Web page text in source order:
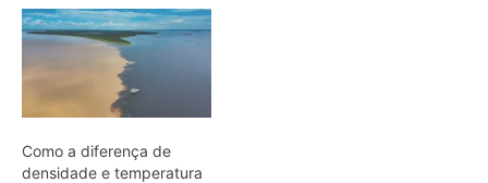
Como a diferença de
densidade e temperatura